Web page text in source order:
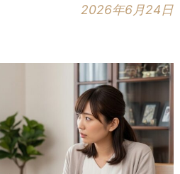
2026年6月24日